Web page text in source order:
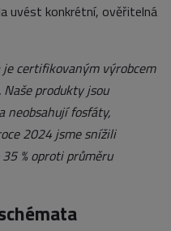
uvést konkrétní, ověřitelná
je certifikovaným výrobcem
produkty jsou
neobsahují fosfáty,
2024 jsme snížili
% oproti průměru